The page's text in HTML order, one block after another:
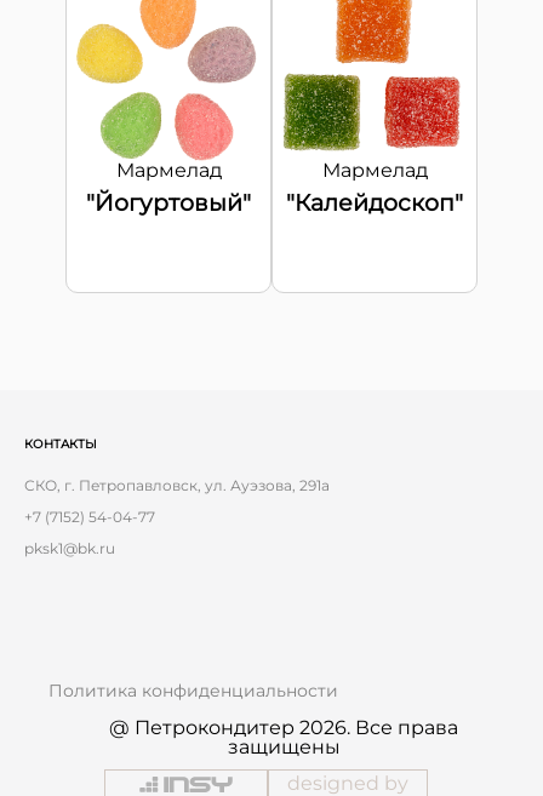
Мармелад
"Йогуртовый"
Мармелад
"Калейдоскоп"
КОНТАКТЫ
СКО, г. Петропавловск, ул. Ауэзова, 291а
+7 (7152) 54-04-77
pksk1@bk.ru
Политика конфиденциальности
@ Петрокондитер 2026. Все права
защищены
designed by